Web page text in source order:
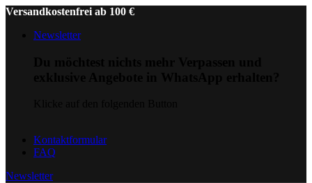
Versandkostenfrei ab 100 €
Newsletter
Kontaktformular
FAQ
Newsletter